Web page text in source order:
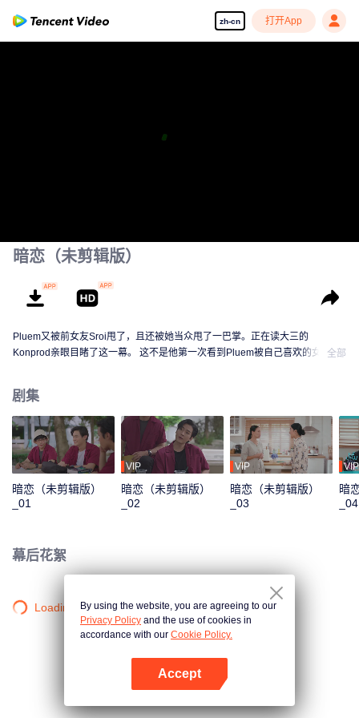
zh-cn 打开App
暗恋（未剪辑版）
Pluem又被前女友Sroi甩了，且还被她当众甩了一巴掌。正在读大三的
Konprod亲眼目睹了这一幕。 这不是他第一次看到Pluem被自己喜欢的女生告
全部
剧集
暗恋（未剪辑版）
_01
VIP
暗恋（未剪辑版）
_02
VIP
暗恋（未剪辑版）
_03
VIP
暗
_04
幕后花絮
Loading…By using the website, you are agreeing to our
Privacy Policy and the use of cookies in
accordance with our Cookie Policy.
Accept